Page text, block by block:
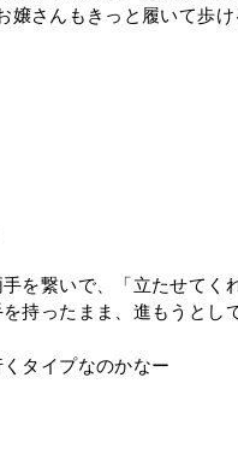
嬢さんもきっと履いて歩
を繋いで、「立たせてく
持ったまま、進もうとし
タイプなのかなー